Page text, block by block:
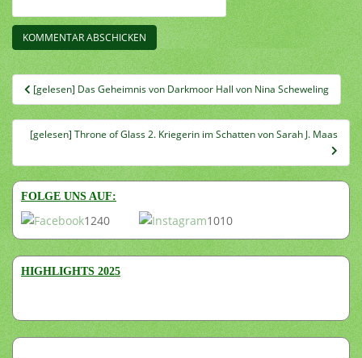
Beitragsnavigation
[gelesen] Das Geheimnis von Darkmoor Hall von Nina Scheweling
[gelesen] Throne of Glass 2. Kriegerin im Schatten von Sarah J. Maas
FOLGE UNS AUF:
1240 1010
HIGHLIGHTS 2025